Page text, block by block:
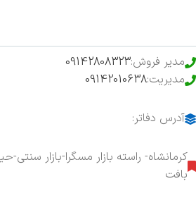
مدیر فروش:09142808323
مدیریت:09142010638
آدرس دفاتر:
کرمانشاه- راسته بازار مسگرا-بازار
بافت